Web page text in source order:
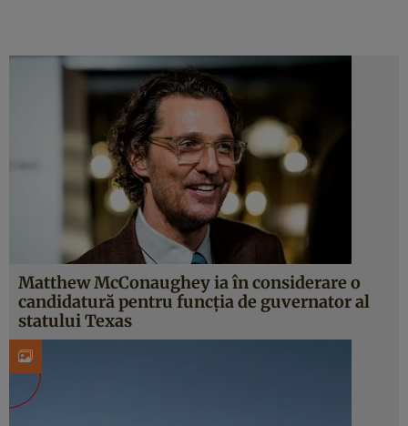
Matthew McConaughey ia în considerare o
candidatură pentru funcţia de guvernator al
statului Texas